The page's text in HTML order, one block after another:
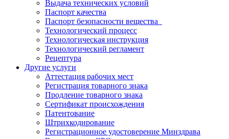
Выдача технических условий
Паспорт качества
Паспорт безопасности вещества
Технологический процесс
Технологическая инструкция
Технологический регламент
Рецептура
Другие услуги
Аттестация рабочих мест
Регистрация товарного знака
Продление товарного знака
Сертификат происхождения
Патентование
Штрихкодирование
Регистрационное удостоверение Минздрава